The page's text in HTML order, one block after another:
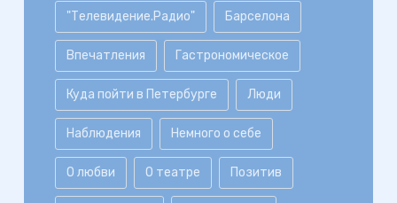
"Телевидение.Радио" Барселона
Впечатления Гастрономическое
Куда пойти в Петербурге Люди
Наблюдения Немного о себе
О любви О театре Позитив